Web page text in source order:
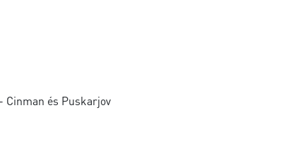
Cinman és Puskarjov